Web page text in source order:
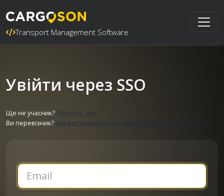
Transport Management Software
Увійти через SSO
Ще не учасник? Почніть тут
Ви перевізник? Зареєструвати обліковий запис перевізника